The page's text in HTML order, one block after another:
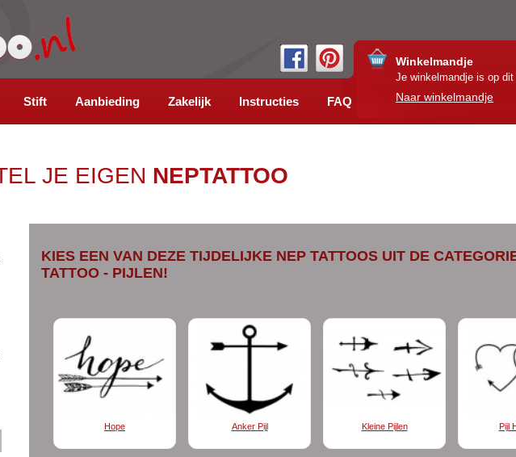
Winkelmandje
Je winkelmandje is op
Naar winkelmandje
Stift Aanbieding Zakelijk Instructies FAQ
JE EIGEN NEPTATTOO
KIES EEN VAN DEZE TIJDELIJKE NEP TATTOOS UIT DE
TATTOO - PIJLEN!
Hope Anker Pijl Kleine Pijlen Pijl